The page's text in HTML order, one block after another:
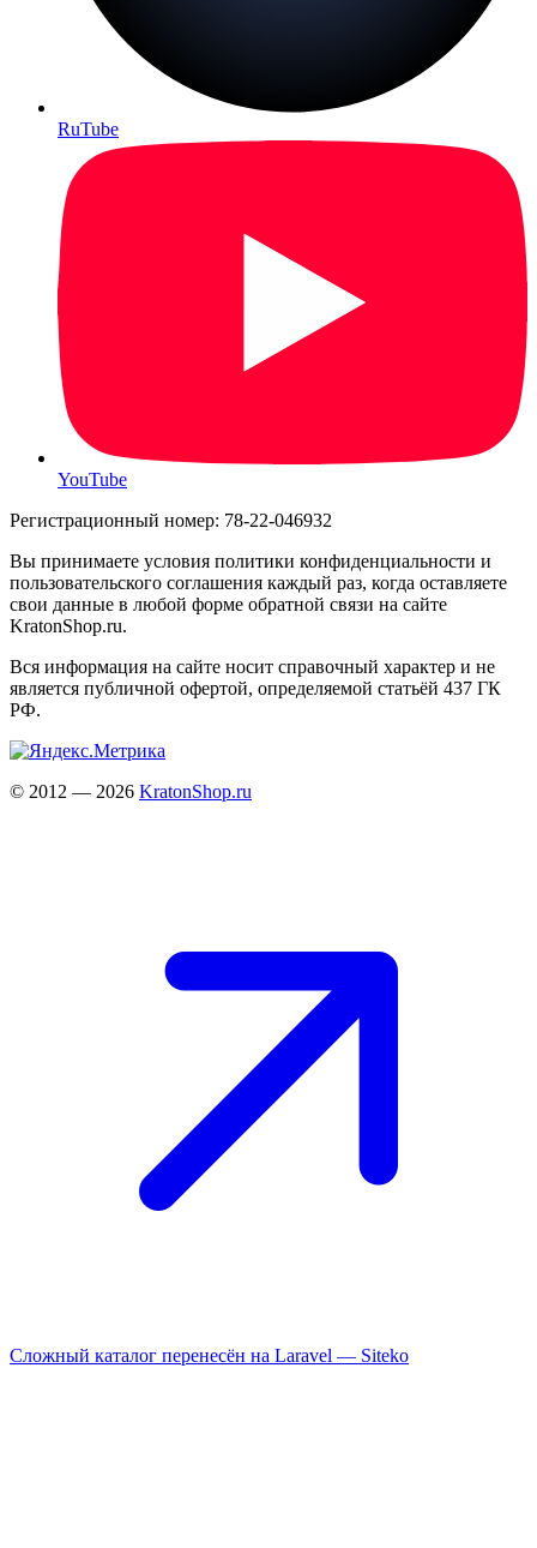
RuTube
YouTube
Регистрационный номер: 78-22-046932
Вы принимаете условия политики конфиденциальности и
пользовательского соглашения каждый раз, когда оставляете
свои данные в любой форме обратной связи на сайте
KratonShop.ru.
Вся информация на сайте носит справочный характер и не
является публичной офертой, определяемой статьёй 437 ГК
РФ.
© 2012 — 2026 KratonShop.ru
Сложный каталог перенесён на Laravel — Siteko